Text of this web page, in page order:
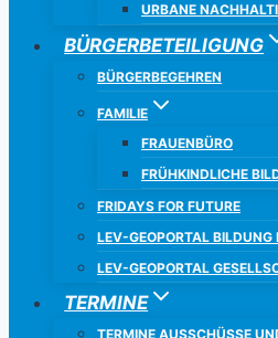
URBANE
BÜRGERBETEILIGUNG
BÜRGERBEGEHREN
FAMILIE
FRAUENBÜRO
FRÜHKINDLICHE
FRIDAYS FOR FUTURE
LEV-GEOPORTAL BILDUNG
LEV-GEOPORTAL
TERMINE
TERMINE AUSSCHÜSSE